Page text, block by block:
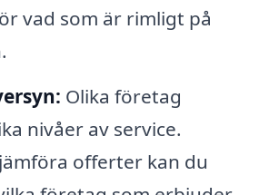
vad som är rimligt på
Olika företag
nivåer av service.
offerter kan du